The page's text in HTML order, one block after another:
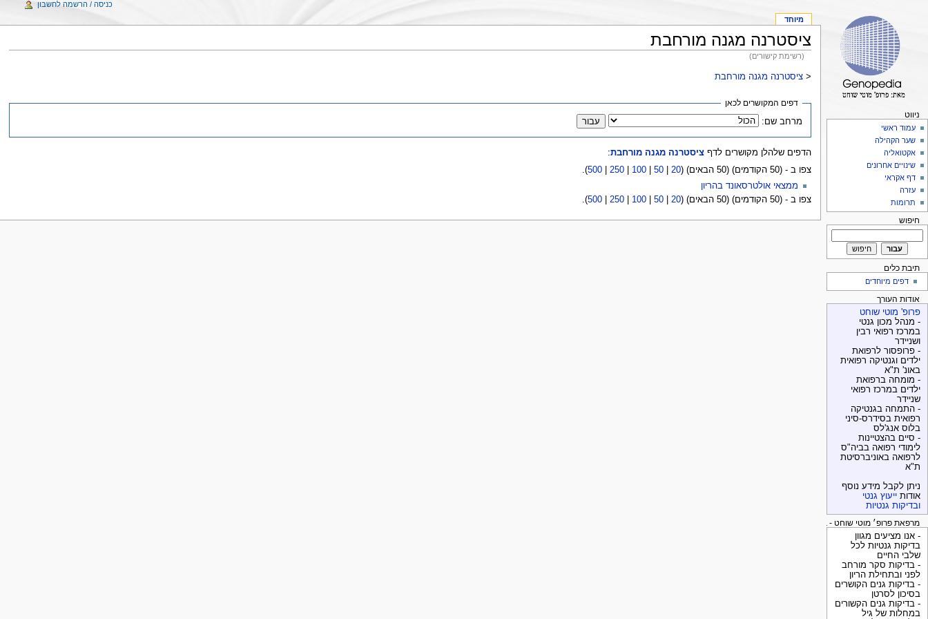
ציסטרנה מגנה מורחבת
(רשימת קישורים)
< ציסטרנה מגנה מורחבת
דפים המקושרים לכאן
מרחב שם:
הדפים שלהלן מקושרים לדף ציסטרנה מגנה מורחבת:
צפו ב - (50 הקודמים) (50 הבאים) (
20
|
50
|
100
250
|
500
).
ממצאי אולטרסאונד בהריון
צפו ב - (50 הקודמים) (50 הבאים) (
20
|
50
|
100
250
|
500
).
מיוחד
כניסה / הרשמה לחשבון
ניווט
עמוד ראשי
שער הקהילה
אקטואליה
שינויים אחרונים
דף אקראי
עזרה
תרומות
חיפוש
תיבת כלים
דפים מיוחדים
אודות העורך
פרופ' מוטי שוחט
- מנהל מכון גנטי
במרכז רפואי רבין
ושניידר
- פרופסור לרפואת
ילדים וגנטיקה רפואית
באונ' ת"א
- מומחה ברפואת
ילדים במרכז רפואי
שניידר
- התמחה בגנטיקה
רפואית בסידרס-סיני
בלוס אנג'לס
- סיים בהצטיינות
לימודי רפואה בביה"ס
לרפואה באוניברסיטת
ת"א
ניתן לקבל מידע נוסף
אודות ייעוץ גנטי
ובדיקות גנטיות
מרפאת פרופ׳ מוטי שוחט - בדיקות גנטיות
- אנו מציעים מגוון
בדיקות גנטיות לכל
שלבי החיים
- בדיקות סקר מורחב
לפני ובתחילת הריון
- בדיקות גנים הקושרים
בסיכון לסרטן
- בדיקות גנים הקשורים
במחלות של גיל